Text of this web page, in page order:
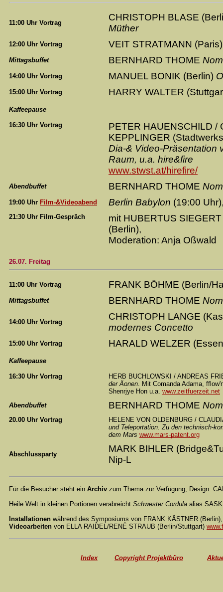
11:00 Uhr Vortrag
CHRISTOPH BLASE
Müther
12:00 Uhr Vortrag VEIT STRATMANN (Paris)
Mittagsbuffet BERNHARD THOME
14:00 Uhr Vortrag MANUEL BONIK (Berlin)
15:00 Uhr Vortrag HARRY WALTER
Kaffeepause
16:30 Uhr Vortrag
PETER HAUENSCHILD /
KEPPLINGER
Dia-& Video-Präsentation
Raum, u.a. hire&fire
www.stwst.at/hirefire/
Abendbuffet BERNHARD THOME
19:00 Uhr Film-&Videoabend Berlin Babylon (19:00
21:30 Uhr Film-Gespräch
mit HUBERTUS SIEGERT
(Berlin),
Moderation: Anja Oßwald
26.07. Freitag
11:00 Uhr Vortrag FRANK BÖHME (Berlin/
Mittagsbuffet BERNHARD THOME
14:00 Uhr Vortrag
CHRISTOPH LANGE
modernes Concetto
15:00 Uhr Vortrag HARALD WELZER
Kaffeepause
16:30 Uhr Vortrag
HERB BUCHLOWSKI / ANDREAS
der Äonen. Mit Comanda Adama,
Shenrjye Hon u.a. www.zeitfuerzeit.net
Abendbuffet
BERNHARD THOME
20.00 Uhr Vortrag
HELENE VON OLDENBURG /
und Teleportation. Zu den technisch-
dem Mars www.mars-patent.org
Abschlussparty
MARK BIHLER
Nip-L
Für die Besucher steht ein Archiv zum Thema zur Verfügung, Design:
Heile Welt in kleinen Portionen verabreicht Schwester Cordula alias
Installationen während des Symposiums von FRANK KÄSTNER
Videoarbeiten von ELLA RAIDEL/RENÉ STRAUB (Berlin/Stuttgart)
Index Copyright Projektbüro